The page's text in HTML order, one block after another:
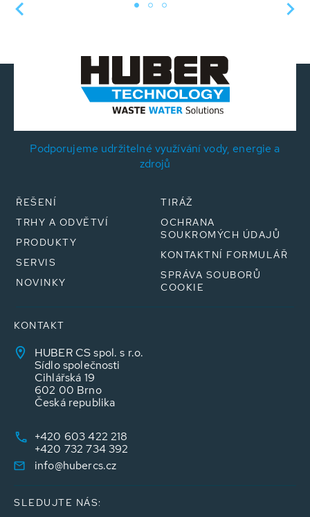
Podporujeme udržitelné využívání vody, energie a
zdrojů
ŘEŠENÍ
TRHY A ODVĚTVÍ
PRODUKTY
SERVIS
NOVINKY
TIRÁŽ
OCHRANA
SOUKROMÝCH ÚDAJŮ
KONTAKTNÍ FORMULÁŘ
SPRÁVA SOUBORŮ
COOKIE
KONTAKT
HUBER CS spol. s r.o.
Sídlo společnosti
Cihlářská 19
602 00 Brno
Česká republika
+420 603 422 218
+420 732 734 392
info@hubercs.cz
SLEDUJTE NÁS: